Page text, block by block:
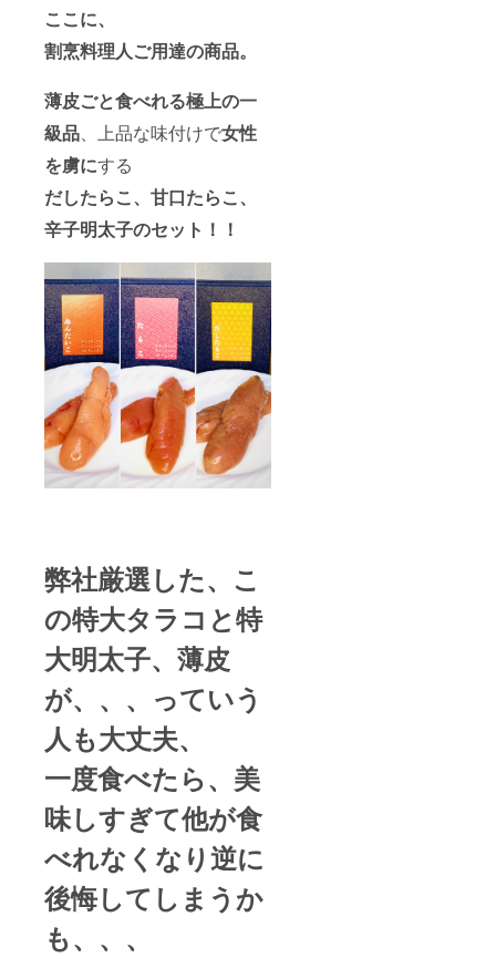
ここに、
割烹料理人ご用達の商品。
薄皮ごと食べれる極上の一
級品 、上品な味付けで女性
を虜にする
だしたらこ、甘口たらこ、
辛子明太子のセット！！
弊社厳選した、こ
の特大タラコと特
大明太子、薄皮
が、、、っていう
人も大丈夫、
一度食べたら、美
味しすぎて他が食
べれなくなり逆に
後悔してしまうか
も、、、